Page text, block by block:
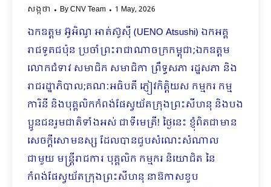
សង្កថា ByCNV Team 1 May, 2026
ឯកឧត្តម អ៊ូអិណូ អាត់ស៊ូស៊ី (UENO Atsushi) ឯកអគ្គ
រាជទូតជប៉ុន ប្រចាំព្រះរាជាណាចក្រកម្ពុជា;ឯកឧត្តម
លោកជំទាវ សមាជិក សមាជិកា ព្រឹទ្ធសភា រដ្ឋសភា និង
រាជរដ្ឋាភិបាល;គណៈអធិបតី ភ្ញៀវកិត្តិយស កម្មករ កម្ម
ការិនី និងបុគ្គលិកកំពង់ផែស្វយ័តក្រុងព្រះសីហនុ និងបង
ប្អូនជនរួមជាតិទាំងអស់ ជាទីមេត្រី! ថ្ងៃនេះ ខ្ញុំពិតជាមាន
សេចក្ដីសោមនស្ស ដែលបានជួបសំណេះសំណាល
ជាមួយ មន្ត្រីរាជការ បុគ្គលិក កម្មករ និយោជិត នៃ
កំពង់ផែស្វយ័តក្រុងព្រះសីហនុ នាឱកាសខួប